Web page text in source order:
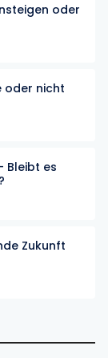
oder
oder nicht
Bleibt es
Zukunft